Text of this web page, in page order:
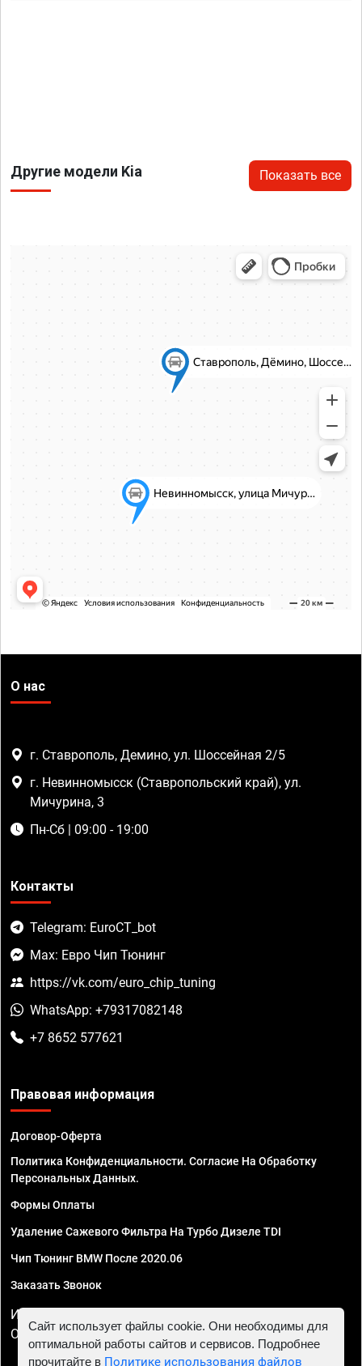
Другие модели Kia Показать все
О нас
г. Ставрополь, Демино, ул. Шоссейная 2/5
г. Невинномысск (Ставропольский край), ул.
Мичурина, 3
Пн-Сб | 09:00 - 19:00
Контакты
Telegram: EuroCT_bot
Max: Евро Чип Тюнинг
https://vk.com/euro_chip_tuning
WhatsApp: +79317082148
+7 8652 577621
Правовая информация
Договор-Оферта
Политика Конфиденциальности. Согласие На Обработку
Персональных Данных.
Формы Оплаты
Удаление Сажевого Фильтра На Турбо Дизеле TDI
Чип Тюнинг BMW После 2020.06
Заказать Звонок
ИП Смирнов Георгий Павлович. ИНН 781302555843,
ОГРНИП 324470400032610
Сайт использует файлы cookie. Они необходимы для
оптимальной работы сайтов и сервисов. Подробнее
прочитайте в Политике использования файлов